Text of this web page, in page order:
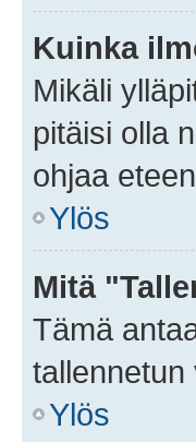
Kuinka
Mikäli
pitäisi olla
ohjaa
Ylös
Mitä
Tämä
tallennetun
Ylös